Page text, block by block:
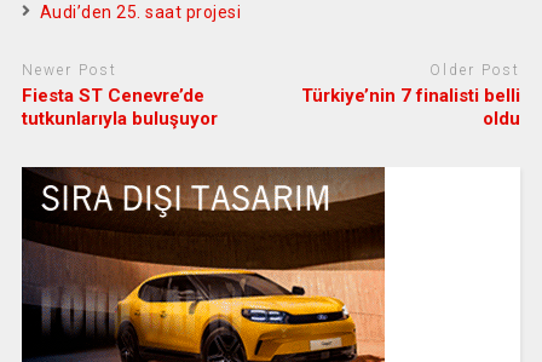
Audi’den 25. saat projesi
Newer Post
Fiesta ST Cenevre’de
tutkunlarıyla buluşuyor
Older Post
Türkiye’nin 7 finalisti belli
oldu